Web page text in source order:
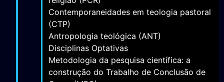
Contemporaneidades em teologia pastoral
(CTP)
Antropologia teológica (ANT)
Disciplinas Optativas
Metodologia da pesquisa científica: a
construção do Trabalho de Conclusão de
Curso (MPC)